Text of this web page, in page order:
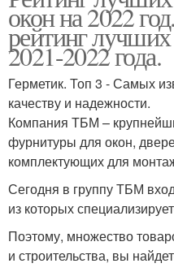
окон на 2022
рейтинг
2021-2022 года.
Герметик. Топ 3 - Самых
качеству и надежности.
Компания ТБМ –
фурнитуры для окон,
комплектующих для
Сегодня в группу ТБМ
из которых
Поэтому, множество
и строительства, вы